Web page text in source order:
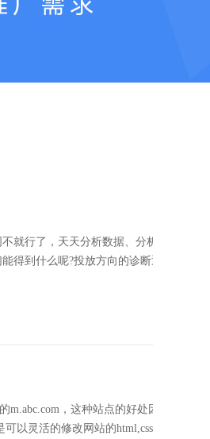
就行了，天天分析数据、分析数
得到什么呢?投放方向的诊断通过数
，这种站点的好处因为域
以灵活的修改网站的html,css等前